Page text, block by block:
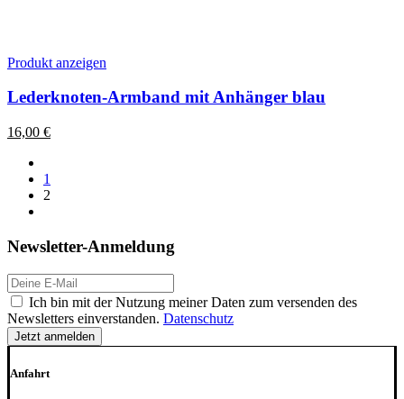
Produkt anzeigen
weist
Produktseite
gewählt
werden
Lederknoten-Armband mit Anhänger blau
16,00 €
1
2
Newsletter-Anmeldung
E-
Mail-
Adresse:
DSGVO
Ich bin mit der Nutzung meiner Daten zum versenden des
Newsletters einverstanden. Datenschutz
Anfahrt